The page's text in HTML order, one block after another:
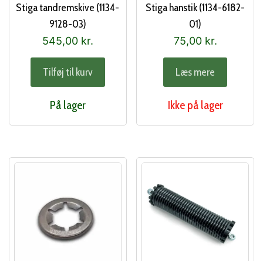
Stiga tandremskive (1134-
9128-03)
545,00 kr.
Tilføj til kurv
På lager
Stiga hanstik (1134-6182-
01)
75,00 kr.
Læs mere
Ikke på lager